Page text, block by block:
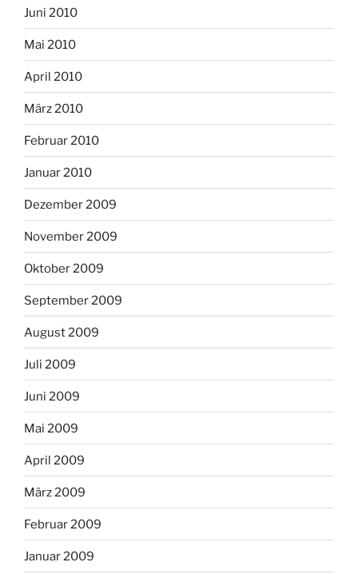
Juni 2010
Mai 2010
April 2010
März 2010
Februar 2010
Januar 2010
Dezember 2009
November 2009
Oktober 2009
September 2009
August 2009
Juli 2009
Juni 2009
Mai 2009
April 2009
März 2009
Februar 2009
Januar 2009